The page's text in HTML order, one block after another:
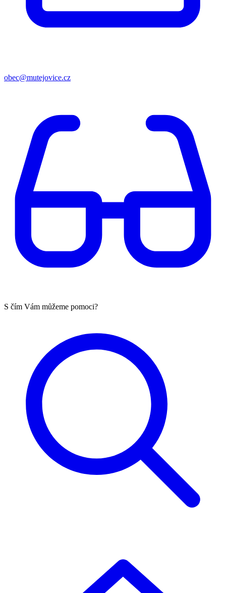
obec@mutejovice.cz
S čím Vám můžeme pomoci?